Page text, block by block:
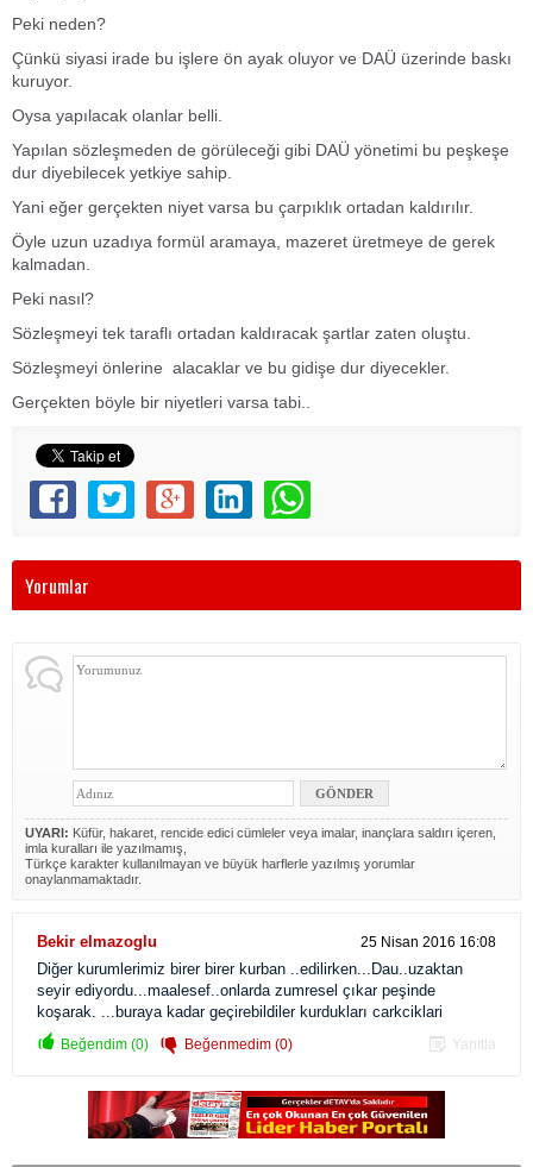
Peki neden?
Çünkü siyasi irade bu işlere ön ayak oluyor ve DAÜ üzerinde baskı
kuruyor.
Oysa yapılacak olanlar belli.
Yapılan sözleşmeden de görüleceği gibi DAÜ yönetimi bu peşkeşe
dur diyebilecek yetkiye sahip.
Yani eğer gerçekten niyet varsa bu çarpıklık ortadan kaldırılır.
Öyle uzun uzadıya formül aramaya, mazeret üretmeye de gerek
kalmadan.
Peki nasıl?
Sözleşmeyi tek taraflı ortadan kaldıracak şartlar zaten oluştu.
Sözleşmeyi önlerine alacaklar ve bu gidişe dur diyecekler.
Gerçekten böyle bir niyetleri varsa tabi..
Yorumlar
UYARI: Küfür, hakaret, rencide edici cümleler veya imalar, inançlara saldırı içeren,
imla kuralları ile yazılmamış,
Türkçe karakter kullanılmayan ve büyük harflerle yazılmış yorumlar
onaylanmamaktadır.
Bekir elmazoglu 25 Nisan 2016 16:08
Diğer kurumlerimiz birer birer kurban ..edilirken...Dau..uzaktan
seyir ediyordu...maalesef..onlarda zumresel çıkar peşinde
koşarak. ...buraya kadar geçirebildiler kurdukları carkciklari
Beğendim (0) Beğenmedim (0) Yanıtla